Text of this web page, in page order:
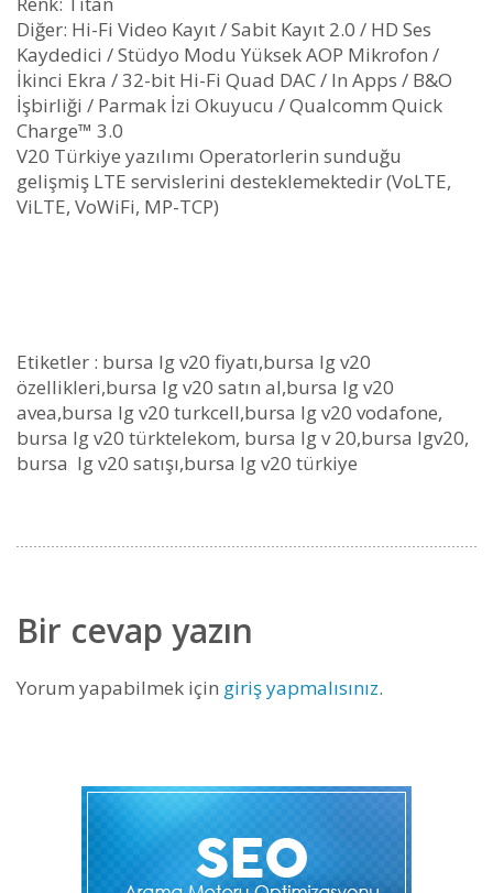
Diğer: Hi-Fi Video Kayıt / Sabit Kayıt 2.0 / HD Ses
Kaydedici / Stüdyo Modu Yüksek AOP Mikrofon /
İkinci Ekra / 32-bit Hi-Fi Quad DAC / In Apps / B&O
İşbirliği / Parmak İzi Okuyucu / Qualcomm Quick
Charge™ 3.0
V20 Türkiye yazılımı Operatorlerin sunduğu
gelişmiş LTE servislerini desteklemektedir (VoLTE,
ViLTE, VoWiFi, MP-TCP)
Etiketler : bursa lg v20 fiyatı,bursa lg v20
özellikleri,bursa lg v20 satın al,bursa lg v20
avea,bursa lg v20 turkcell,bursa lg v20 vodafone,
bursa lg v20 türktelekom, bursa lg v 20,bursa lgv20,
bursa lg v20 satışı,bursa lg v20 türkiye
Bir cevap yazın
Yorum yapabilmek için giriş yapmalısınız.